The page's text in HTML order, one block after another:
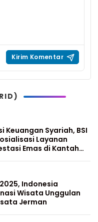
Keuangan Syariah, BSI
Layanan
Emas di Kantah
Indonesia
Wisata Unggulan
Jerman